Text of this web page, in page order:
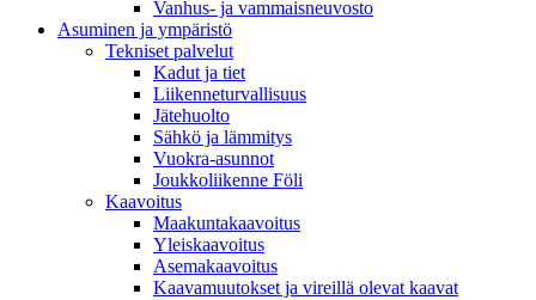
Vanhus- ja vammaisneuvosto
Asuminen ja ympäristö
Tekniset palvelut
Kadut ja tiet
Liikenneturvallisuus
Jätehuolto
Sähkö ja lämmitys
Vuokra-asunnot
Joukkoliikenne Föli
Kaavoitus
Maakuntakaavoitus
Yleiskaavoitus
Asemakaavoitus
Kaavamuutokset ja vireillä olevat kaavat